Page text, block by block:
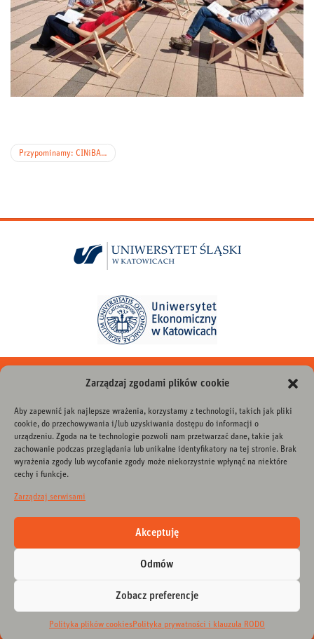
Zarządzaj zgodami plików cookie
Aby zapewnić jak najlepsze wrażenia, korzystamy z technologii, takich jak pliki
cookie, do przechowywania i/lub uzyskiwania dostępu do informacji o
urządzeniu. Zgoda na te technologie pozwoli nam przetwarzać dane, takie jak
zachowanie podczas przeglądania lub unikalne identyfikatory na tej stronie. Brak
wyrażenia zgody lub wycofanie zgody może niekorzystnie wpłynąć na niektóre
cechy i funkcje.
Zarządzaj serwisami
Akceptuję
Odmów
Zobacz preferencje
Polityka plików cookiesPolityka prywatności i klauzula RODO
Nawigacja
Przypominamy: CINiBA nieczynna w dn. 1-22 sierpnia 2026 r.
DLA MEDIÓW
CINiBA
POLITYKA PRYWATNOŚCI I KLAUZULA RODO
DEKLARACJA DOSTĘPNOŚCI
© 2026